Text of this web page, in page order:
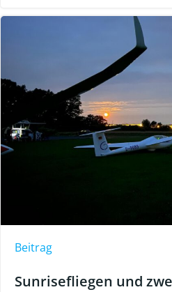
Beitrag
Sunrisefliegen und